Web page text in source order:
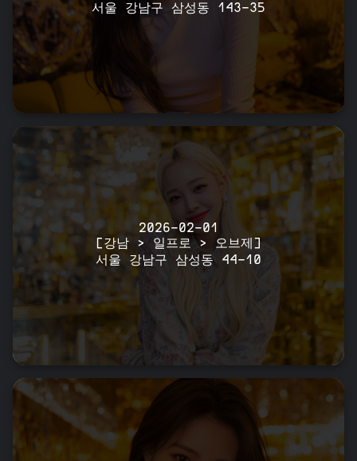
서울 강남구 삼성동 143-35
2026-02-01
[강남 > 일프로 > 오브제]
서울 강남구 삼성동 44-10